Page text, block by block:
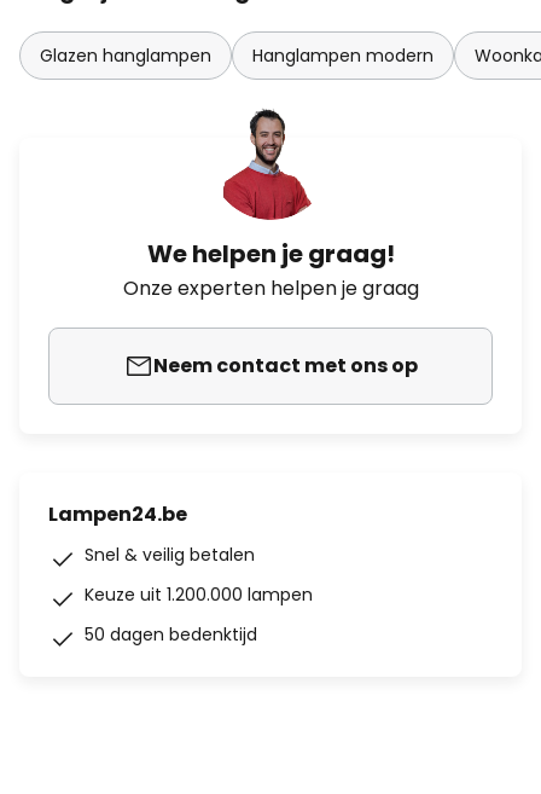
Glazen hanglampen Hanglampen modern
We helpen je graag!
Onze experten helpen je graag
Neem contact met ons op
Lampen24.be
Snel & veilig betalen
Keuze uit 1.200.000 lampen
50 dagen bedenktijd